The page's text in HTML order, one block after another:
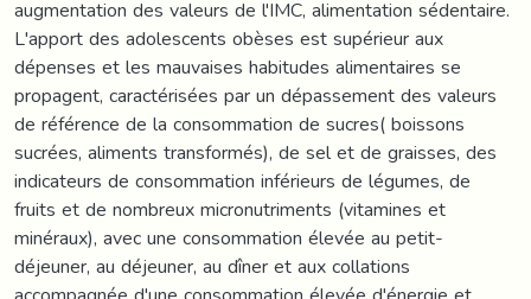
augmentation des valeurs de l'IMC, alimentation sédentaire.
L'apport des adolescents obèses est supérieur aux
dépenses et les mauvaises habitudes alimentaires se
propagent, caractérisées par un dépassement des valeurs
de référence de la consommation de sucres( boissons
sucrées, aliments transformés), de sel et de graisses, des
indicateurs de consommation inférieurs de légumes, de
fruits et de nombreux micronutriments (vitamines et
minéraux), avec une consommation élevée au petit-
déjeuner, au déjeuner, au dîner et aux collations